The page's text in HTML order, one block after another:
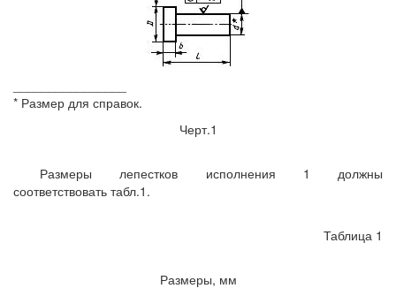
* Размер для справок.
Черт.1
Размеры лепестков исполнения 1 должны
соответствовать табл.1.
Таблица 1
Размеры, мм